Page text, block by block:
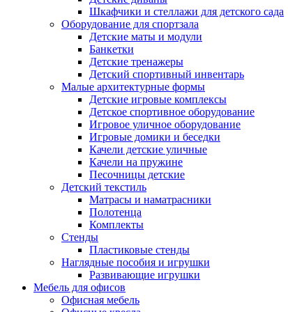
Шкафчики и стеллажи для детского сада
Оборудование для спортзала
Детские маты и модули
Банкетки
Детские тренажеры
Детский спортивный инвентарь
Малые архитектурные формы
Детские игровые комплексы
Детское спортивное оборудование
Игровое уличное оборудование
Игровые домики и беседки
Качели детские уличные
Качели на пружине
Песочницы детские
Детский текстиль
Матрасы и наматрасники
Полотенца
Комплекты
Стенды
Пластиковые стенды
Наглядные пособия и игрушки
Развивающие игрушки
Мебель для офисов
Офисная мебель